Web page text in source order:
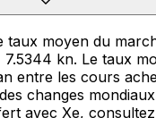
taux moyen du
7.5344 kn. Le taux
entre les cours
changes
avec Xe,